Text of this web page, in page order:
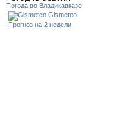
Погода во Владикавказе
Gismeteo
Прогноз на 2 недели